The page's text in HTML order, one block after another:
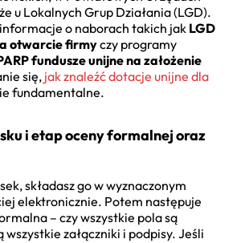
u Lokalnych Grup Działania (LGD).
o naborach takich jak LGD
otwarcie firmyczy programy
fundusze unijne na założenie
się, jak znaleźć dotacje unijne dla
fundamentalne.
i etap oceny formalnej oraz
składasz go w wyznaczonym
elektronicznie. Potem następuje
– czy wszystkie pola są
wszystkie załączniki i podpisy. Jeśli